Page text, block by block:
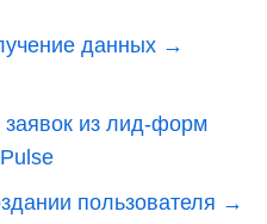
данных →
из лид-форм
пользователя →